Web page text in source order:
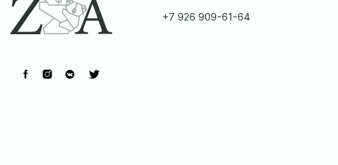
+7 926 909-61-64